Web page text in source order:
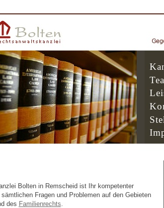
Bolten in Remscheid ist Ihr kompetenter
Fragen und Problemen auf den Gebieten
des Familienrechts